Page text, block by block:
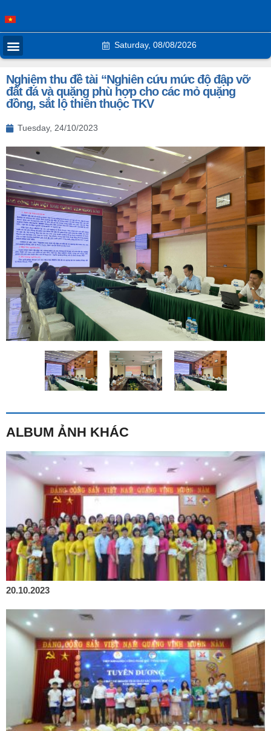
Saturday, 08/08/2026
Nghiệm thu đề tài “Nghiên cứu mức độ đập vỡ
đất đá và quặng phù hợp cho các mỏ quặng
đồng, sắt lộ thiên thuộc TKV
Tuesday, 24/10/2023
ALBUM ẢNH KHÁC
20.10.2023